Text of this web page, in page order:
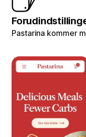
Pastarina kommer